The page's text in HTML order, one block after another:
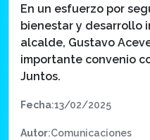
En un esfuerzo por
bienestar y desarrollo
alcalde, Gustavo
importante convenio
Juntos.
Fecha:13/02/2025
Autor:Comunicaciones